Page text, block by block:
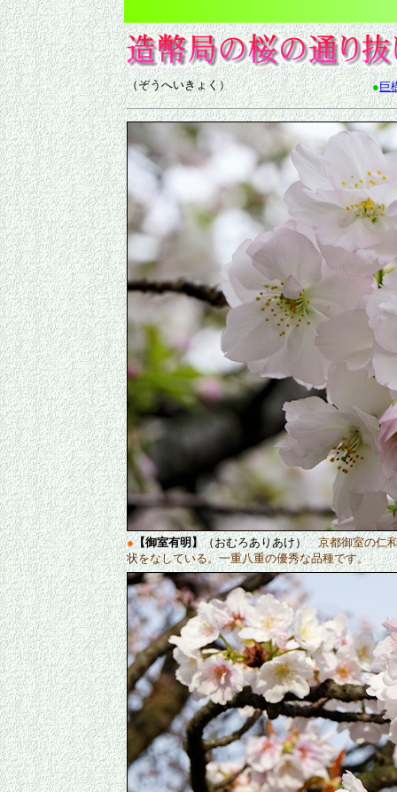
（ぞうへいきょく） ●巨
●【御室有明】（おむろありあけ）京都御室の仁
状をなしている。一重八重の優秀な品種です。